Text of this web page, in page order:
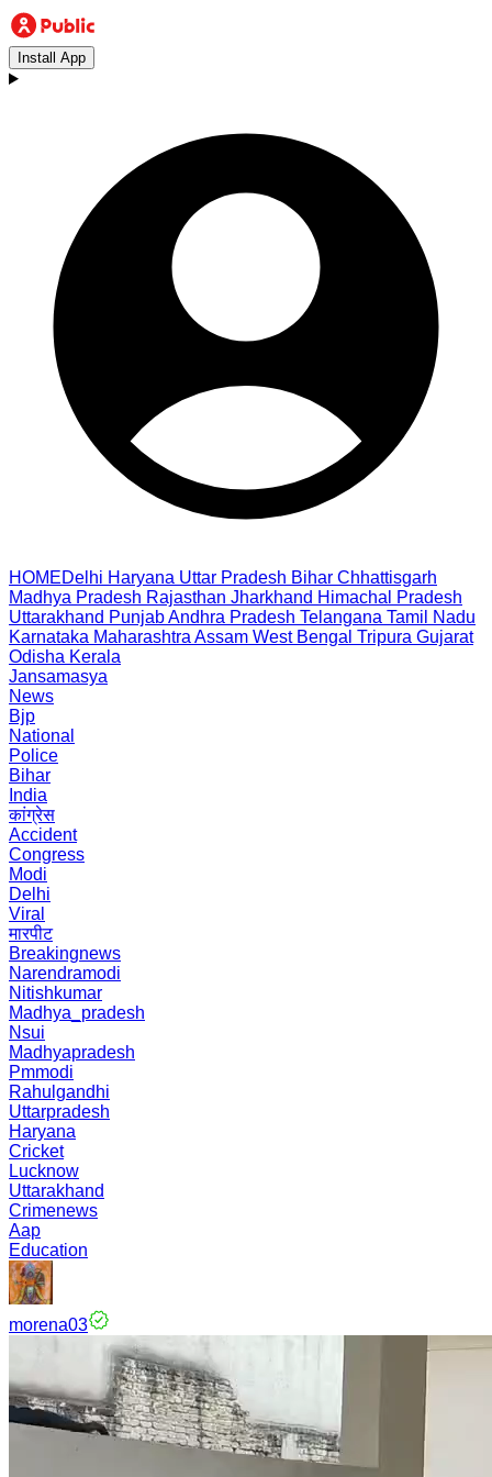
Install App
HOMEDelhi Haryana Uttar Pradesh Bihar Chhattisgarh
Madhya Pradesh Rajasthan Jharkhand Himachal Pradesh
Uttarakhand PunjabAndhra Pradesh Telangana Tamil Nadu
Karnataka Maharashtra Assam West Bengal Tripura Gujarat
Odisha Kerala
Jansamasya
News
Bjp
National
Police
Bihar
India
कांग्रेस
Accident
Congress
Modi
Delhi
Viral
मारपीट
Breakingnews
Narendramodi
Nitishkumar
Madhya_pradesh
Nsui
Madhyapradesh
Pmmodi
Rahulgandhi
Uttarpradesh
Haryana
Cricket
Lucknow
Uttarakhand
Crimenews
Aap
Education
morena03